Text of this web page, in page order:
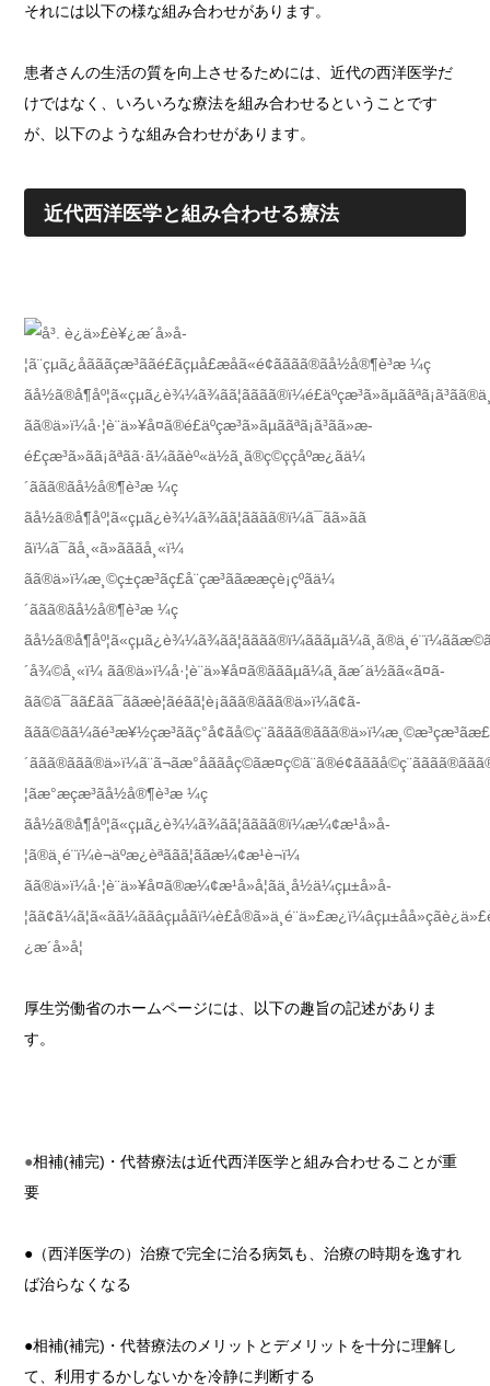
それには以下の様な組み合わせがあります。
患者さんの生活の質を向上させるためには、近代の西洋医学だ
けではなく、いろいろな療法を組み合わせるということです
が、以下のような組み合わせがあります。
近代西洋医学と組み合わせる療法
厚生労働省のホームページには、以下の趣旨の記述がありま
す。
●相補(補完)・代替療法は近代西洋医学と組み合わせることが重
要
●（西洋医学の）治療で完全に治る病気も、治療の時期を逸すれ
ば治らなくなる
●相補(補完)・代替療法のメリットとデメリットを十分に理解し
て、利用するかしないかを冷静に判断する